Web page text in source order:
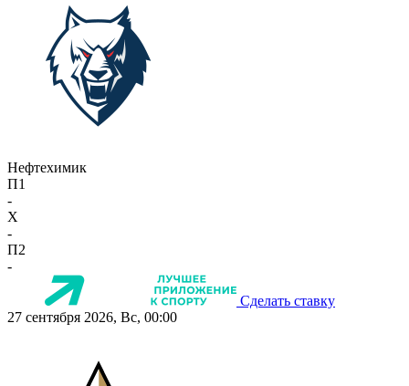
Нефтехимик
П1
-
X
-
П2
-
Сделать ставку
27 сентября 2026, Вс, 00:00